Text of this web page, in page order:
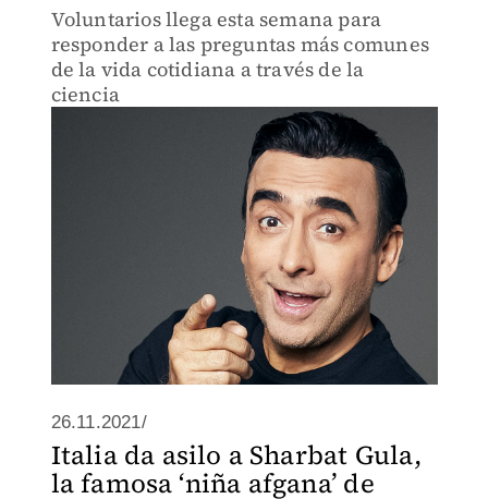
Voluntarios llega esta semana para
responder a las preguntas más comunes
de la vida cotidiana a través de la
ciencia
26.11.2021/
Italia da asilo a Sharbat Gula,
la famosa ‘niña afgana’ de